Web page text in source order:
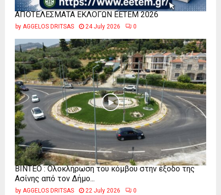
ΑΠΟΤΕΛΕΣΜΑΤΑ ΕΚΛΟΓΩΝ ΕΕΤΕΜ 2026
by AGGELOS DRITSAS 24 July 2026 0
ΒΙΝΤΕΟ : Ολοκλήρωση του κόμβου στην έξοδο της
Ασίνης από τον Δήμο...
by AGGELOS DRITSAS 22 July 2026 0